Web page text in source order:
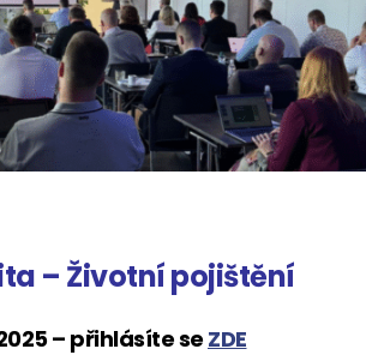
– Životní pojištění
– přihlásíte se ZDE